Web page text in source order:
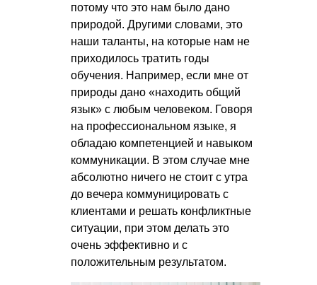
потому что это нам было дано
природой. Другими словами, это
наши таланты, на которые нам не
приходилось тратить годы
обучения. Например, если мне от
природы дано «находить общий
язык» с любым человеком. Говоря
на профессиональном языке, я
обладаю компетенцией и навыком
коммуникации. В этом случае мне
абсолютно ничего не стоит с утра
до вечера коммуницировать с
клиентами и решать конфликтные
ситуации, при этом делать это
очень эффективно и с
положительным результатом.